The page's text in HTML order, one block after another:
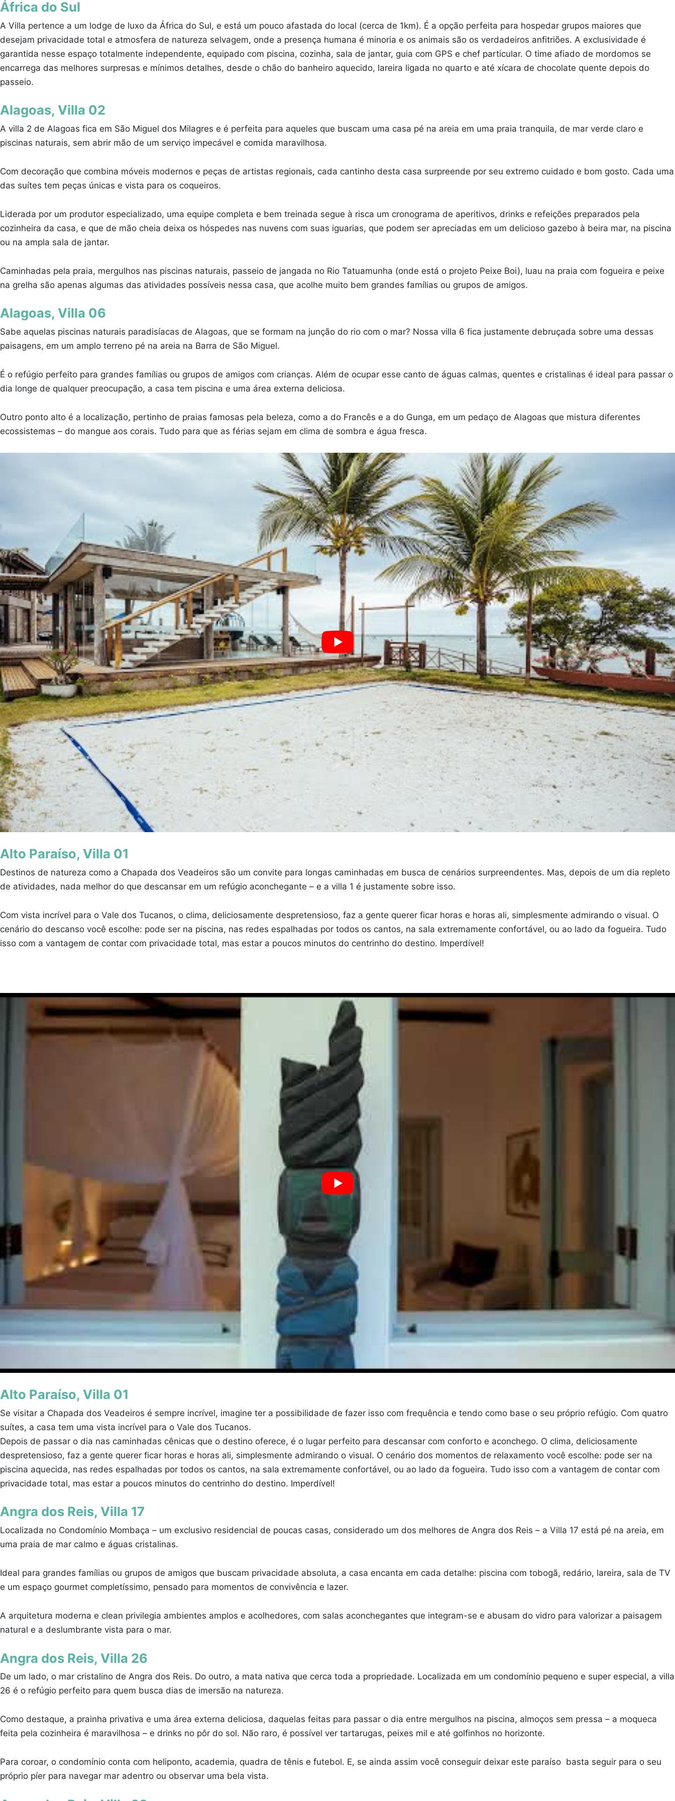
África do Sul
A Villa pertence a um lodge de luxo da África do Sul, e está um pouco afastada do local (cerca de 1km). É a opção perfeita para hospedar grupos maiores que
desejam privacidade total e atmosfera de natureza selvagem, onde a presença humana é minoria e os animais são os verdadeiros anfitriões. A exclusividade é
garantida nesse espaço totalmente independente, equipado com piscina, cozinha, sala de jantar, guia com GPS e chef particular. O time afiado de mordomos se
encarrega das melhores surpresas e mínimos detalhes, desde o chão do banheiro aquecido, lareira ligada no quarto e até xícara de chocolate quente depois do
passeio.
Alagoas, Villa 02
A villa 2 de Alagoas fica em São Miguel dos Milagres e é perfeita para aqueles que buscam uma casa pé na areia em uma praia tranquila, de mar verde claro e
piscinas naturais, sem abrir mão de um serviço impecável e comida maravilhosa.
Com decoração que combina móveis modernos e peças de artistas regionais, cada cantinho desta casa surpreende por seu extremo cuidado e bom gosto. Cada uma
das suítes tem peças únicas e vista para os coqueiros.
Liderada por um produtor especializado, uma equipe completa e bem treinada segue à risca um cronograma de aperitivos, drinks e refeições preparados pela
cozinheira da casa, e que de mão cheia deixa os hóspedes nas nuvens com suas iguarias, que podem ser apreciadas em um delicioso gazebo à beira mar, na piscina
ou na ampla sala de jantar.
Caminhadas pela praia, mergulhos nas piscinas naturais, passeio de jangada no Rio Tatuamunha (onde está o projeto Peixe Boi), luau na praia com fogueira e peixe
na grelha são apenas algumas das atividades possíveis nessa casa, que acolhe muito bem grandes famílias ou grupos de amigos.
Alagoas, Villa 06
Sabe aquelas piscinas naturais paradisíacas de Alagoas, que se formam na junção do rio com o mar? Nossa villa 6 fica justamente debruçada sobre uma dessas
paisagens, em um amplo terreno pé na areia na Barra de São Miguel.
É o refúgio perfeito para grandes famílias ou grupos de amigos com crianças. Além de ocupar esse canto de águas calmas, quentes e cristalinas é ideal para passar o
dia longe de qualquer preocupação, a casa tem piscina e uma área externa deliciosa.
Outro ponto alto é a localização, pertinho de praias famosas pela beleza, como a do Francês e a do Gunga, em um pedaço de Alagoas que mistura diferentes
ecossistemas – do mangue aos corais. Tudo para que as férias sejam em clima de sombra e água fresca.
Alto Paraíso, Villa 01
Destinos de natureza como a Chapada dos Veadeiros são um convite para longas caminhadas em busca de cenários surpreendentes. Mas, depois de um dia repleto
de atividades, nada melhor do que descansar em um refúgio aconchegante – e a villa 1 é justamente sobre isso.
Com vista incrível para o Vale dos Tucanos, o clima, deliciosamente despretensioso, faz a gente querer ficar horas e horas ali, simplesmente admirando o visual. O
cenário do descanso você escolhe: pode ser na piscina, nas redes espalhadas por todos os cantos, na sala extremamente confortável, ou ao lado da fogueira. Tudo
isso com a vantagem de contar com privacidade total, mas estar a poucos minutos do centrinho do destino. Imperdível!
Alto Paraíso, Villa 01
Se visitar a Chapada dos Veadeiros é sempre incrível, imagine ter a possibilidade de fazer isso com frequência e tendo como base o seu próprio refúgio. Com quatro
suítes, a casa tem uma vista incrível para o Vale dos Tucanos.
Depois de passar o dia nas caminhadas cênicas que o destino oferece, é o lugar perfeito para descansar com conforto e aconchego. O clima, deliciosamente
despretensioso, faz a gente querer ficar horas e horas ali, simplesmente admirando o visual. O cenário dos momentos de relaxamento você escolhe: pode ser na
piscina aquecida, nas redes espalhadas por todos os cantos, na sala extremamente confortável, ou ao lado da fogueira. Tudo isso com a vantagem de contar com
privacidade total, mas estar a poucos minutos do centrinho do destino. Imperdível!
Angra dos Reis, Villa 17
Localizada no Condomínio Mombaça – um exclusivo residencial de poucas casas, considerado um dos melhores de Angra dos Reis – a Villa 17 está pé na areia, em
uma praia de mar calmo e águas cristalinas.
Ideal para grandes famílias ou grupos de amigos que buscam privacidade absoluta, a casa encanta em cada detalhe: piscina com tobogã, redário, lareira, sala de TV
e um espaço gourmet completíssimo, pensado para momentos de convivência e lazer.
A arquitetura moderna e clean privilegia ambientes amplos e acolhedores, com salas aconchegantes que integram-se e abusam do vidro para valorizar a paisagem
natural e a deslumbrante vista para o mar.
Angra dos Reis, Villa 26
De um lado, o mar cristalino de Angra dos Reis. Do outro, a mata nativa que cerca toda a propriedade. Localizada em um condomínio pequeno e super especial, a villa
26 é o refúgio perfeito para quem busca dias de imersão na natureza.
Como destaque, a prainha privativa e uma área externa deliciosa, daquelas feitas para passar o dia entre mergulhos na piscina, almoços sem pressa – a moqueca
feita pela cozinheira é maravilhosa – e drinks no pôr do sol. Não raro, é possível ver tartarugas, peixes mil e até golfinhos no horizonte.
Para coroar, o condomínio conta com heliponto, academia, quadra de tênis e futebol. E, se ainda assim você conseguir deixar este paraíso basta seguir para o seu
próprio píer para navegar mar adentro ou observar uma bela vista.